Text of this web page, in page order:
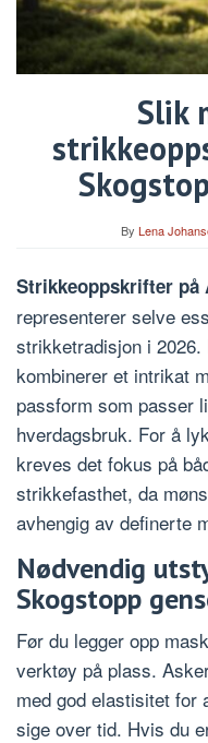
Slik
By Lena
Strikkeoppskrifter på
representerer selve
strikketradisjon i
kombinerer et intrikat
passform som passer
hverdagsbruk. For å
kreves det fokus på
strikkefasthet, da
avhengig av definerte
Nødvendig
Skogstopp
Før du legger opp
verktøy på plass.
med god elastisitet for
sige over tid. Hvis du